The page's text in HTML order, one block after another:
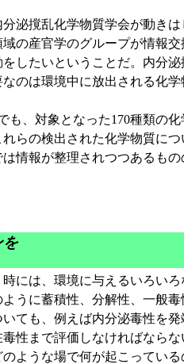
泌撹乱化学物質学会が動き
の産官学のグループが情報
したいということだ。内分
のは環境中に放出される化
、対象となった170種類の
らの検出された化学物質に
情報が整理されつつあるも
を
には、環境に与えるいろいろ
うに蓄積性、分解性、一般
ても、例えば内分泌毒性を
性まで評価しなければなら
ような場で何が起こってい